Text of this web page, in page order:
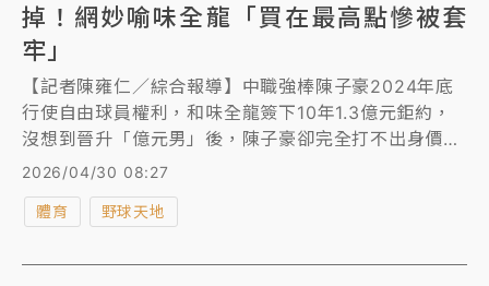
掉！網妙喻味全龍「買在最高點慘被套
牢」
【記者陳雍仁／綜合報導】中職強棒陳子豪2024年底
行使自由球員權利，和味全龍簽下10年1.3億元鉅約，
沒想到晉升「億元男」後，陳子豪卻完全打不出身價，
連2年打擊表現都呈現雪崩式下滑，網友以現在正夯的
斬，慘被套牢」。
2026/04/30 08:27
體育 野球天地